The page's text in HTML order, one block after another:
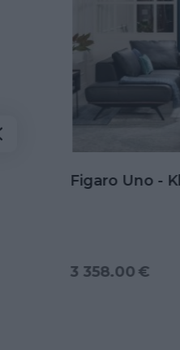
Kožená
rozkladom na
3 802.00 €